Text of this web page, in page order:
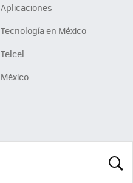
Aplicaciones
Tecnología en México
Telcel
México